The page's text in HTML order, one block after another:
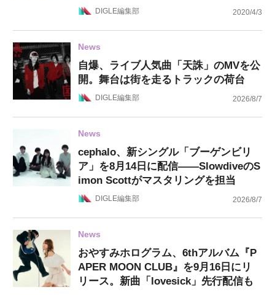
DIGLE編集部 2020/4/3
News
自爆、ライブ人気曲「天誅」のMVを公
開。舞台は街を走るトラックの荷台
DIGLE編集部 2026/8/7
News
cephalo、新シングル「ブーゲンビリ
ア」を8月14日に配信——SlowdiveのS
imon Scottがマスタリングを担当
DIGLE編集部 2026/8/7
News
おやすみホログラム、6thアルバム『P
APER MOON CLUB』を9月16日にリ
リース。新曲「lovesick」先行配信も